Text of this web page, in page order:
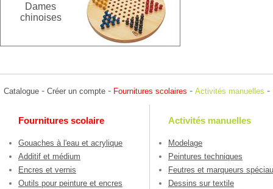
Dames
chinoises
Catalogue - Créer un compte - Fournitures scolaires - Activités manuelles -
Fournitures scolaire
Gouaches à l'eau et acrylique
Additif et médium
Encres et vernis
Outils pour peinture et encres
Activités manuelles
Modelage
Peintures techniques
Feutres et marqueurs
Dessins sur textile